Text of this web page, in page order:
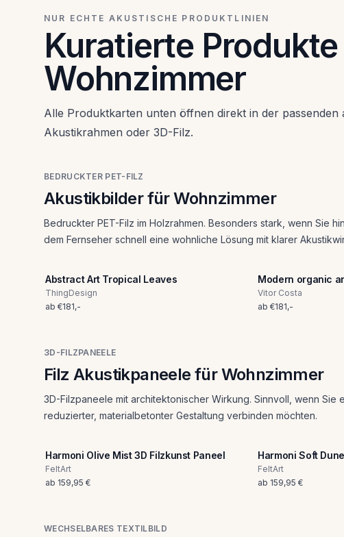
NUR ECHTE AKUSTISCHE PRODUKTLINIEN
Kuratierte
Wohnzimmer
Alle Produktkarten unten öffnen direkt in der passenden
Akustikrahmen oder 3D-Filz.
BEDRUCKTER PET-FILZ
Akustikbilder für Wohnzimmer
Bedruckter PET-Filz im Holzrahmen. Besonders stark, wenn Sie
dem Fernseher schnell eine wohnliche Lösung mit klarer
Abstract Art Tropical Leaves
ThingDesign
ab €181,-
Modern organic
Vitor Costa
ab €181,-
3D-FILZPANEELE
Filz Akustikpaneele für Wohnzimmer
3D-Filzpaneele mit architektonischer Wirkung. Sinnvoll, wenn Sie
reduzierter, materialbetonter Gestaltung verbinden möchten.
Harmoni Olive Mist 3D Filzkunst Paneel
FeltArt
ab 159,95 €
Harmoni Soft
FeltArt
ab 159,95 €
WECHSELBARES TEXTILBILD